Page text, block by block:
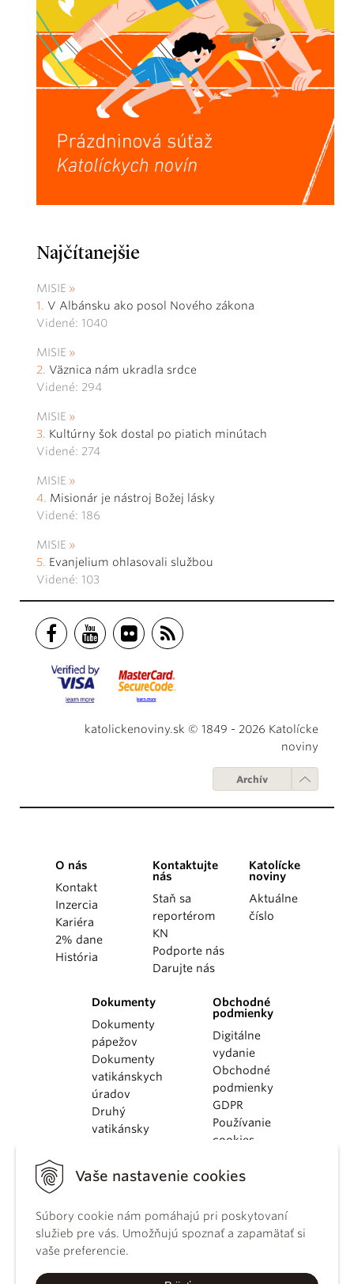
Vaše nastavenie cookies
Súbory cookie nám pomáhajú pri poskytovaní
služieb pre vás. Umožňujú spoznať a zapamätať si
vaše preferencie.
Najčítanejšie
MISIE
V Albánsku ako posol Nového zákona
Videné: 1040
MISIE
Väznica nám ukradla srdce
Videné: 294
MISIE
Kultúrny šok dostal po piatich minútach
Videné: 274
MISIE
Misionár je nástroj Božej lásky
Videné: 186
MISIE
Evanjelium ohlasovali službou
Videné: 103
katolickenoviny.sk © 1849 - 2026 Katolícke
noviny
Archív
O nás
Kontakt
Inzercia
Kariéra
2% dane
História
Kontaktujte
nás
Staň sa
reportérom
KN
Podporte nás
Darujte nás
Katolícke
noviny
Aktuálne
číslo
Dokumenty
Dokumenty
pápežov
Dokumenty
vatikánskych
úradov
Druhý
vatikánsky
KBS
kánonického
práva
Katechizmus
Obchodné
podmienky
Digitálne
vydanie
Obchodné
podmienky
GDPR
Používanie
cookies